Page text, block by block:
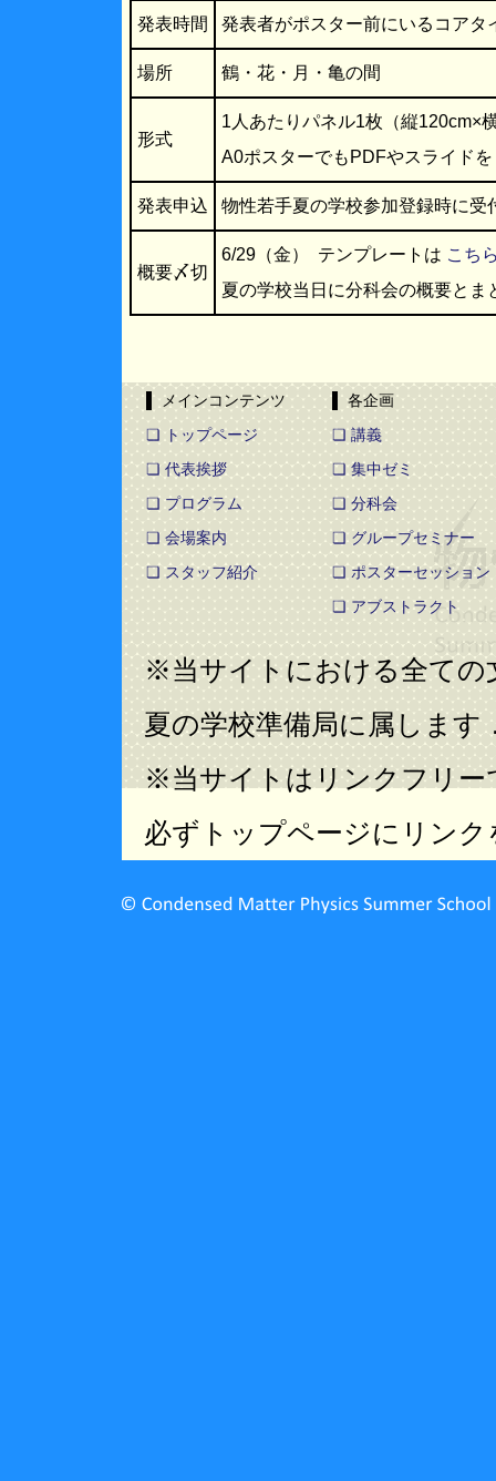
発表時間 発表者がポスター前にいるコア
場所 鶴・花・月・亀の間
形式
1人あたりパネル1枚（縦120cm×
A0ポスターでもPDFやスライド
発表申込 物性若手夏の学校参加登録時に受
概要〆切
6/29（金） テンプレートは こち
夏の学校当日に分科会の概要と
▌ メインコンテンツ ▌ 各企画
❏ トップページ ❏ 講義
❏ 代表挨拶 ❏ 集中ゼミ
❏ プログラム ❏ 分科会
❏ 会場案内 ❏ グループセミナー
❏ スタッフ紹介 ❏ ポスターセッション
❏ アブストラクト
※当サイトにおける全ての
夏の学校準備局に属します
※当サイトはリンクフリー
必ずトップページにリン